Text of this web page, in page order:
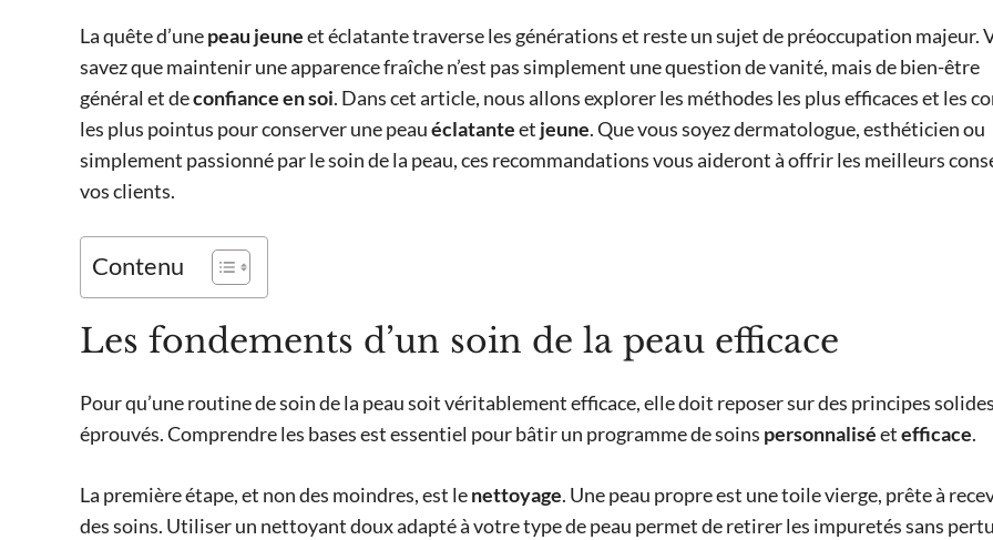
La quête d’unepeau jeuneet éclatante traverse les générations et reste un sujet de préoccupation majeur.
savez que maintenir une apparence fraîche n’est pas simplement une question de vanité, mais de bien-être
général et deconfiance en soi. Dans cet article, nous allons explorer les méthodes les plus efficaces et les
les plus pointus pour conserver une peauéclatanteet jeune. Que vous soyez dermatologue, esthéticien ou
simplement passionné par le soin de la peau, ces recommandations vous aideront à offrir les meilleurs
vos clients.
Contenu
Les fondements d’un soin de la peau efficace
Pour qu’une routine de soin de la peau soit véritablement efficace, elle doit reposer sur des principes
éprouvés. Comprendre les bases est essentiel pour bâtir un programme de soins personnaliséetefficace.
La première étape, et non des moindres, est lenettoyage. Une peau propre est une toile vierge, prête à
des soins. Utiliser un nettoyant doux adapté à votre type de peau permet de retirer les impuretés sans